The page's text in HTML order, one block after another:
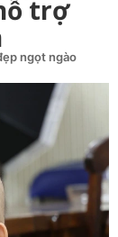
trợ
ngọt ngào